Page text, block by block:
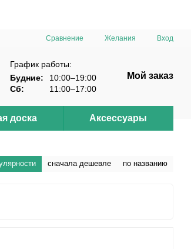
Сравнение Желания Вход
График работы:
Будние:
10:00–19:00
Сб:
11:00–17:00
Мой заказ
доска Аксессуары
сначала дешевле по названию